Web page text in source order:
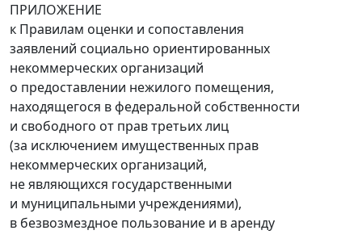
ПРИЛОЖЕНИЕ
к Правилам оценки и сопоставления
заявлений социально ориентированных
некоммерческих организаций
о предоставлении нежилого помещения,
находящегося в федеральной собственности
и свободного от прав третьих лиц
(за исключением имущественных прав
некоммерческих организаций,
не являющихся государственными
и муниципальными учреждениями),
в безвозмездное пользование и в аренду